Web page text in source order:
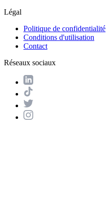
Légal
Politique de confidentialité
Conditions d'utilisation
Contact
Réseaux sociaux